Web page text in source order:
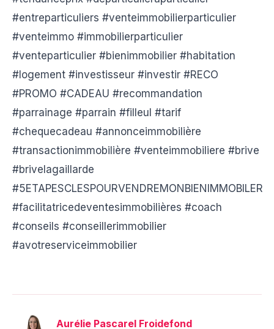
#entreparticuliers #venteimmobilierparticulier
#venteimmo #immobilierparticulier
#venteparticulier #bienimmobilier #habitation
#logement #investisseur #investir #RECO
#PROMO #CADEAU #recommandation
#parrainage #parrain #filleul #tarif
#chequecadeau #annonceimmobilière
#transactionimmobilière #venteimmobiliere #brive
#brivelagaillarde
#5ETAPESCLESPOURVENDREMONBIENIMMOBILER
#facilitatricedeventesimmobilières #coach
#conseils #conseillerimmobilier
#avotreserviceimmobilier
Aurélie Pascarel Froidefond